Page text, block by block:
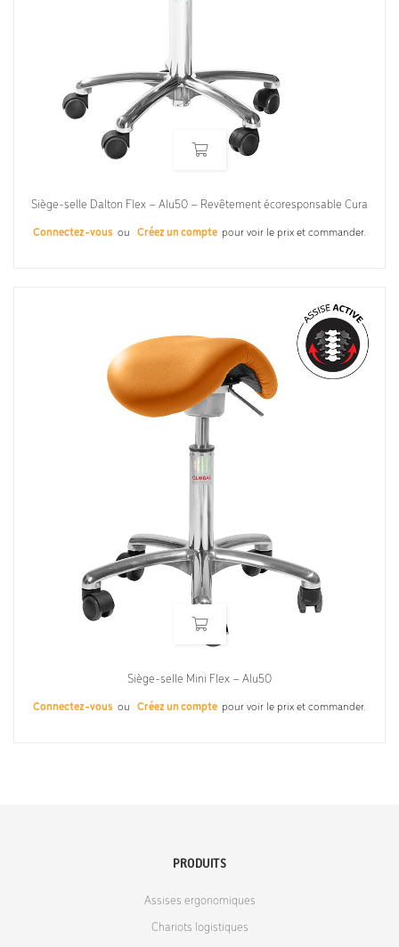
Siège-selle Dalton Flex – Alu50 – Revêtement écoresponsable Cura
Connectez-vous ou Créez un compte pour voir le prix et commander.
Siège-selle Mini Flex – Alu50
Connectez-vous ou Créez un compte pour voir le prix et commander.
PRODUITS
Assises ergonomiques
Chariots logistiques